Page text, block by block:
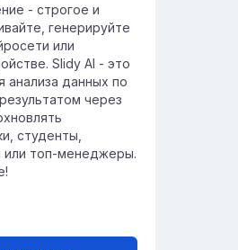
- строгое и
генерируйте
или
Slidy AI - это
анализа данных по
через
студенты,
или топ-менеджеры.